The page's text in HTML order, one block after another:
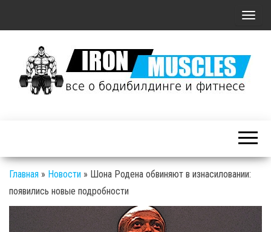
П
к
а
ь
/
С
р
и фитнесе
Главная » Новости » Шона Родена обвиняют в изнасиловании:
появились новые подробности